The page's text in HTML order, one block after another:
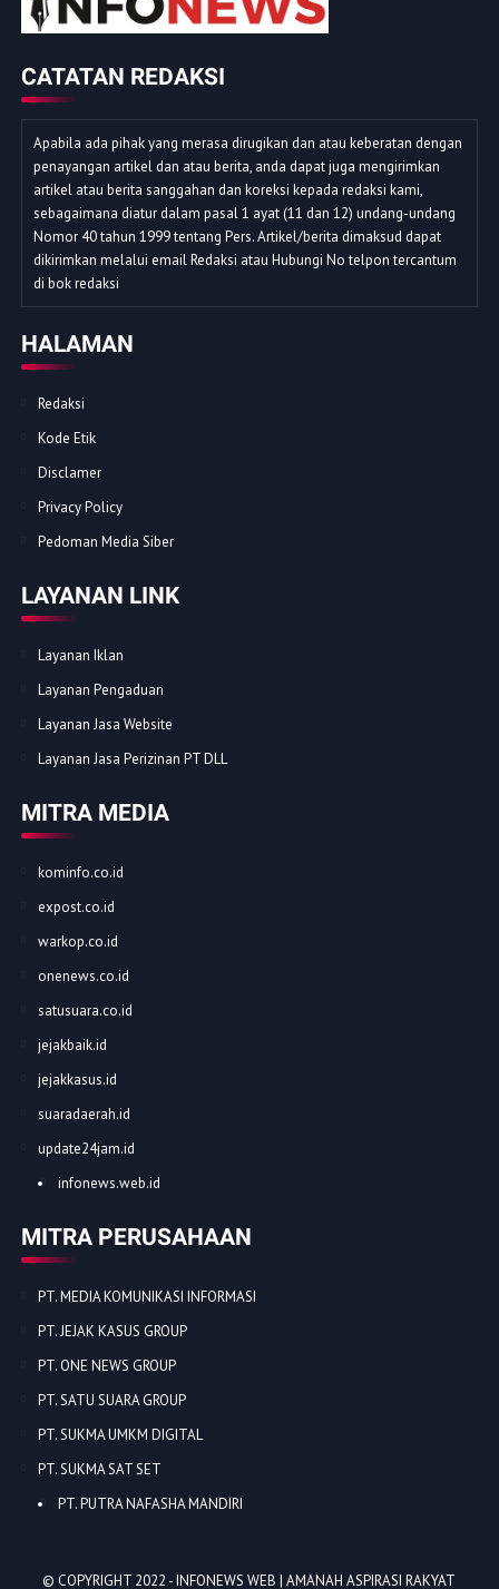
CATATAN REDAKSI
Apabila ada pihak yang merasa dirugikan dan atau keberatan dengan
penayangan artikel dan atau berita, anda dapat juga mengirimkan
artikel atau berita sanggahan dan koreksi kepada redaksi kami,
sebagaimana diatur dalam pasal 1 ayat (11 dan 12) undang-undang
Nomor 40 tahun 1999 tentang Pers. Artikel/berita dimaksud dapat
dikirimkan melalui email Redaksi atau Hubungi No telpon tercantum
di bok redaksi
HALAMAN
Redaksi
Kode Etik
Disclamer
Privacy Policy
Pedoman Media Siber
LAYANAN LINK
Layanan Iklan
Layanan Pengaduan
Layanan Jasa Website
Layanan Jasa Perizinan PT DLL
MITRA MEDIA
kominfo.co.id
expost.co.id
warkop.co.id
onenews.co.id
satusuara.co.id
jejakbaik.id
jejakkasus.id
suaradaerah.id
update24jam.id
infonews.web.id
MITRA PERUSAHAAN
PT. MEDIA KOMUNIKASI INFORMASI
PT. JEJAK KASUS GROUP
PT. ONE NEWS GROUP
PT. SATU SUARA GROUP
PT. SUKMA UMKM DIGITAL
PT. SUKMA SAT SET
PT. PUTRA NAFASHA MANDIRI
© COPYRIGHT 2022 -INFONEWS WEB | AMANAH ASPIRASI RAKYAT